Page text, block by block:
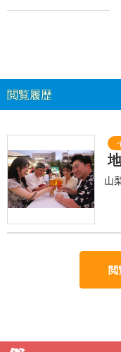
閲覧履歴
山
閲